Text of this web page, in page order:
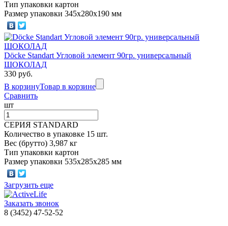
Тип упаковки картон
Размер упаковки 345х280х190 мм
Döcke Standart Угловой элемент 90гр. универсальный
ШОКОЛАД
330 руб.
В корзинуТовар в корзине
Сравнить
шт
СЕРИЯ STANDARD
Количество в упаковке 15 шт.
Вес (брутто) 3,987 кг
Тип упаковки картон
Размер упаковки 535х285х285 мм
Загрузить еще
Заказать звонок
8 (3452) 47-52-52